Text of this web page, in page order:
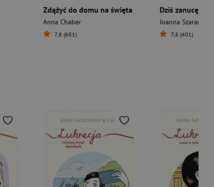
Zdążyć do domu na święta
Anna Chaber
7,8 (681)
Dziś zanucę ci
Joanna Szarańska
7,8 (401)